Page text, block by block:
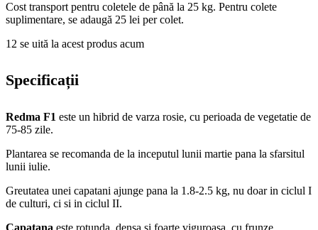
Cost transport pentru coletele de până la 25 kg. Pentru colete
suplimentare, se adaugă 25 lei per colet.
12 se uită la acest produs acum
Specificații
Redma F1 este un hibrid de varza rosie, cu perioada de vegetatie de
75-85 zile.
Plantarea se recomanda de la inceputul lunii martie pana la sfarsitul
lunii iulie.
Greutatea unei capatani ajunge pana la 1.8-2.5 kg, nu doar in ciclul I
de culturi, ci si in ciclul II.
Capatana este rotunda, densa si foarte viguroasa, cu frunze